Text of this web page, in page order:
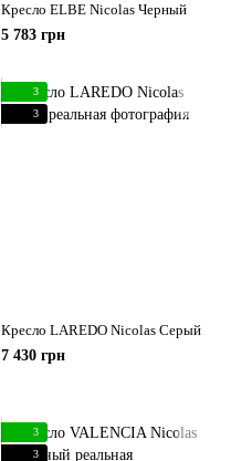
Кресло ELBE Nicolas Черный
5 783 грн
3
3
Кресло LAREDO Nicolas Серый
7 430 грн
3
3